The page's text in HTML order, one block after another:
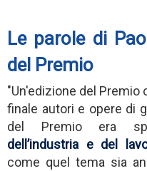
Le parole di
del Premio
"Un'edizione del
finale autori e opere di
del Premio era
dell’industria e del
come quel tema sia